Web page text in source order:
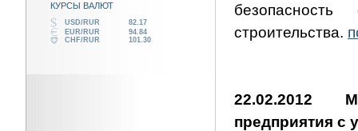
КУРСЫ ВАЛЮТ
USD/RUR
82.17
EUR/RUR
94.84
CHF/RUR
101.30
безопасность
строительства.
22.02.2012
предприятия с